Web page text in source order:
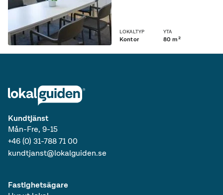
LOKALTYP
Kontor
YTA
80 m²
Kundtjänst
Mån-Fre, 9-15
+46 (0) 31-788 71 00
kundtjanst@lokalguiden.se
Fastighetsägare